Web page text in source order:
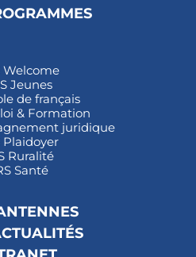
Welcome
Jeunes
de français
& Formation
juridique
Plaidoyer
Ruralité
Santé